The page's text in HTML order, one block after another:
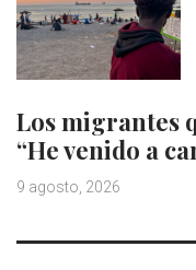
Los migrantes
“He venido a
9 agosto, 2026